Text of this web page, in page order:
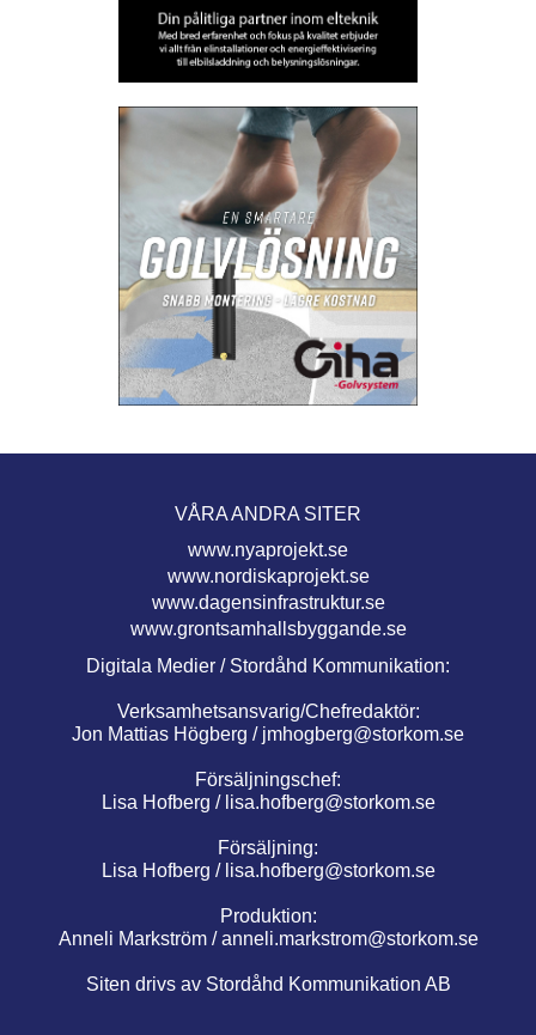
VÅRA ANDRA SITER
www.nyaprojekt.se
www.nordiskaprojekt.se
www.dagensinfrastruktur.se
www.grontsamhallsbyggande.se
Digitala Medier / Stordåhd Kommunikation:
Verksamhetsansvarig/Chefredaktör:
Jon Mattias Högberg / jmhogberg@storkom.se
Försäljningschef:
Lisa Hofberg / lisa.hofberg@storkom.se
Försäljning:
Lisa Hofberg / lisa.hofberg@storkom.se
Produktion:
Anneli Markström /anneli.markstrom@storkom.se
Siten drivs av Stordåhd Kommunikation AB